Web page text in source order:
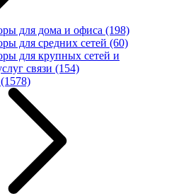
для дома и офиса (198)
для средних сетей (60)
для крупных сетей и
связи (154)
(1578)